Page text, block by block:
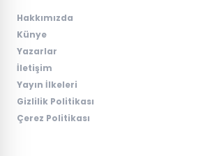
Hakkımızda
Künye
Yazarlar
İletişim
Yayın İlkeleri
Gizlilik Politikası
Çerez Politikası